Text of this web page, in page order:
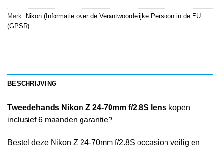
Merk: Nikon (Informatie over de Verantwoordelijke Persoon in de EU
(GPSR)
BESCHRIJVING
Tweedehands Nikon Z 24-70mm f/2.8S lens kopen
inclusief 6 maanden garantie?
Bestel deze Nikon Z 24-70mm f/2.8S occasion veilig en